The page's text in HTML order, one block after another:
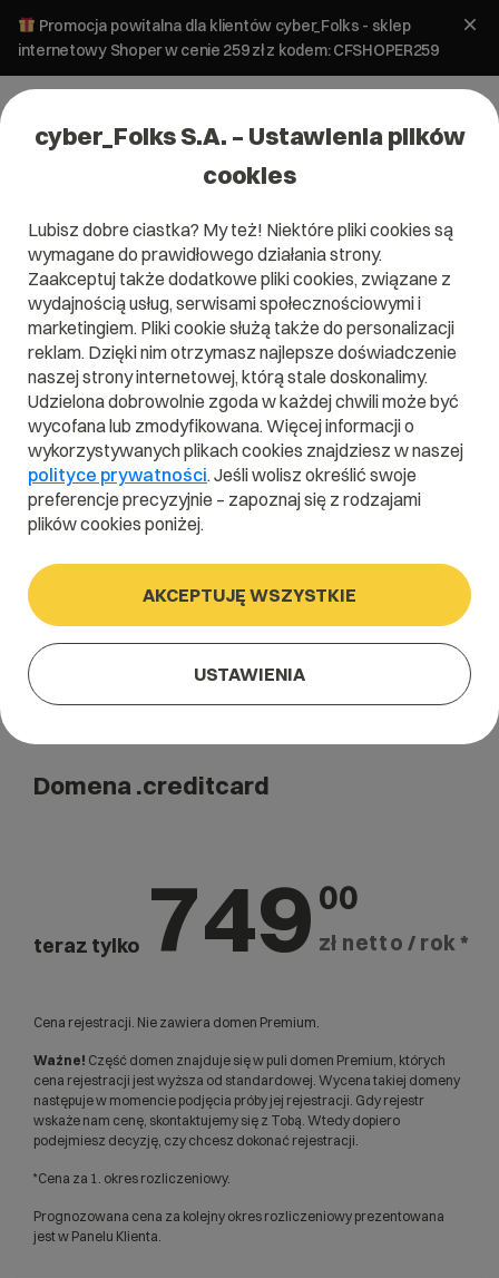
Promocja powitalna dla klientów cyber_Folks - sklep
internetowy Shoper w cenie 259 zł z kodem: CFSHOPER259
Domena .creditcard
Pokaż wyjątkowość swojej strony z creditcard.
.creditcard
Szukaj
Domena .creditcard
teraz tylko 749 00
zł netto / rok *
Cena rejestracji. Nie zawiera domen Premium.
Ważne! Część domen znajduje się w puli domen Premium, których
cena rejestracji jest wyższa od standardowej. Wycena takiej domeny
następuje w momencie podjęcia próby jej rejestracji. Gdy rejestr
wskaże nam cenę, skontaktujemy się z Tobą. Wtedy dopiero
podejmiesz decyzję, czy chcesz dokonać rejestracji.
*Cena za 1. okres rozliczeniowy.
Prognozowana cena za kolejny okres rozliczeniowy prezentowana
jest w Panelu Klienta.
cyber_Folks S.A. – Ustawienia plików
cookies
Lubisz dobre ciastka? My też! Niektóre pliki cookies są
wymagane do prawidłowego działania strony.
Zaakceptuj także dodatkowe pliki cookies, związane z
wydajnością usług, serwisami społecznościowymi i
marketingiem. Pliki cookie służą także do personalizacji
reklam. Dzięki nim otrzymasz najlepsze doświadczenie
naszej strony internetowej, którą stale doskonalimy.
Udzielona dobrowolnie zgoda w każdej chwili może być
wycofana lub zmodyfikowana. Więcej informacji o
wykorzystywanych plikach cookies znajdziesz w naszej
polityce prywatności. Jeśli wolisz określić swoje
preferencje precyzyjnie – zapoznaj się z rodzajami
plików cookies poniżej.
AKCEPTUJĘ WSZYSTKIE
USTAWIENIA